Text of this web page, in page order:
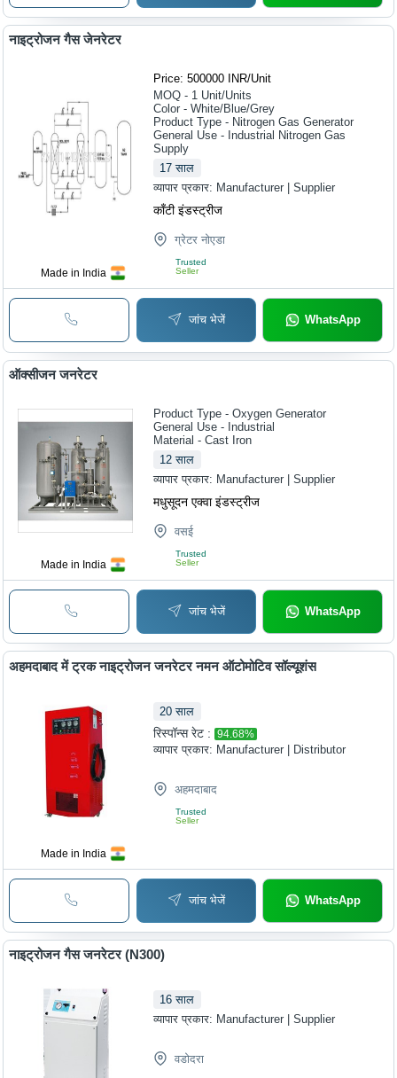
Made in India
नाइट्रोजन गैस जेनरेटर
Price: 500000 INR/Unit
MOQ - 1 Unit/Units
Color - White/Blue/Grey
Product Type - Nitrogen Gas Generator
General Use - Industrial Nitrogen Gas
Supply
17 साल
व्यापार प्रकार: Manufacturer | Supplier
काँटी इंडस्ट्रीज
ग्रेटर नोएडा
Trusted
Seller
जांच भेजें WhatsApp
Made in India
ऑक्सीजन जनरेटर
Product Type - Oxygen Generator
General Use - Industrial
Material - Cast Iron
12 साल
व्यापार प्रकार: Manufacturer | Supplier
मधुसूदन एक्वा इंडस्ट्रीज
वसई
Trusted
Seller
जांच भेजें WhatsApp
Made in India
अहमदाबाद में ट्रक नाइट्रोजन जनरेटर नमन ऑटोमोटिव सॉल्यूशंस
20 साल
रिस्पॉन्स रेट : 94.68%
व्यापार प्रकार: Manufacturer | Distributor
अहमदाबाद
Trusted
Seller
जांच भेजें WhatsApp
नाइट्रोजन गैस जनरेटर (N300)
16 साल
व्यापार प्रकार: Manufacturer | Supplier
वडोदरा